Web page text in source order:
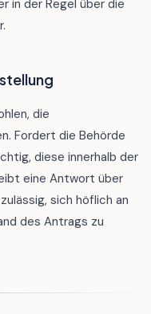
in der Regel über die
die
Fordert die Behörde
diese innerhalb der
eine Antwort über
sich höflich an
des Antrags zu